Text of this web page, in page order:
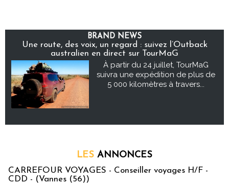
BRAND NEWS
Une route, des voix, un regard : suivez l’Outback
australien en direct sur TourMaG
À partir du 24 juillet, TourMaG
suivra une expédition de plus de
5 000 kilomètres à travers...
LES ANNONCES
CARREFOUR VOYAGES - Conseiller voyages H/F -
CDD - (Vannes (56))